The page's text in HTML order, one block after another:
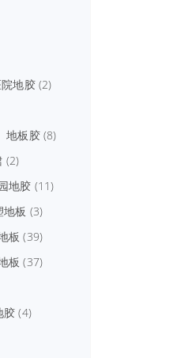
地胶(2)
地板胶(8)
(2)
地胶 (11)
地板 (3)
板 (39)
板 (37)
胶 (4)